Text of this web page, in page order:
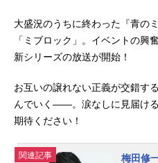
大盛況のうちに終わった『青の
「ミブロック」。イベントの興
新シリーズの放送が開始！
お互いの譲れない正義が交錯す
んでいく——。涙なしに見届け
期待ください！
関連記事
梅田修